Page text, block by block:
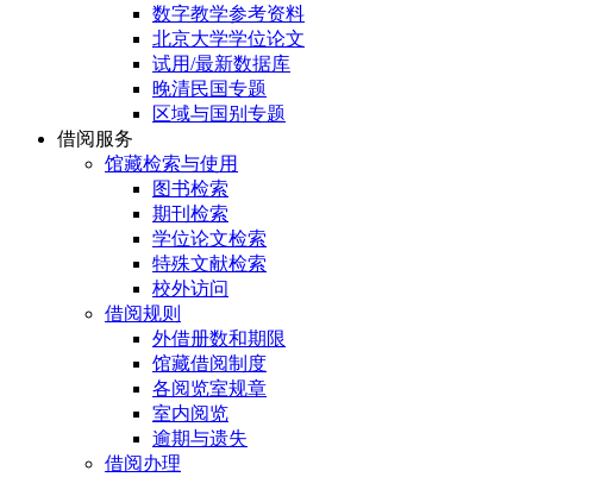
数字教学参考资料
北京大学学位论文
试用/最新数据库
晚清民国专题
区域与国别专题
借阅服务
馆藏检索与使用
图书检索
期刊检索
学位论文检索
特殊文献检索
校外访问
借阅规则
外借册数和期限
馆藏借阅制度
各阅览室规章
室内阅览
逾期与遗失
借阅办理